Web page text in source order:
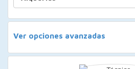
Ver opciones avanzadas